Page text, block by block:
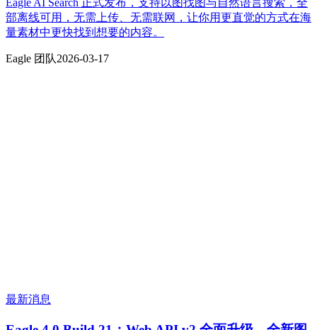
Eagle AI Search 正式发布，支持以图找图与自然语言搜索，全
部离线可用，无需上传、无需联网，让你用更直觉的方式在海
量素材中更快找到想要的内容。
Eagle 团队2026-03-17
最新消息